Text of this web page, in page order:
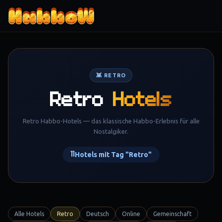
Zum Inhalt springen
👾 RETRO
Retro Hotels
Retro Habbo-Hotels — das klassische Habbo-Erlebnis für alle
Nostalgiker.
11 Hotels mit Tag "Retro"
Alle Hotels Retro Deutsch Online Gemeinschaft